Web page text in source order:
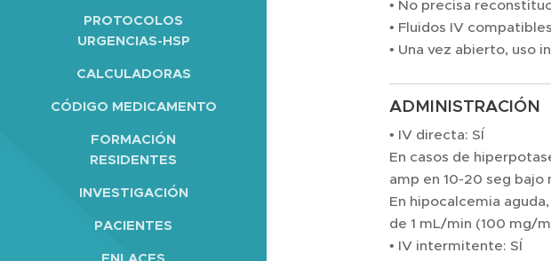
PROTOCOLOS
URGENCIAS-HSP
CALCULADORAS
CÓDIGO MEDICAMENTO
FORMACIÓN
RESIDENTES
INVESTIGACIÓN
PACIENTES
ENLACES
• No precisa
• Fluidos IV
• Una vez abierto, uso
ADMINISTRACIÓN
• IV directa: SÍ
En casos de
amp en 10-20 seg
En hipocalcemia
de 1 mL/min (100 mg/
• IV intermitente: SÍ